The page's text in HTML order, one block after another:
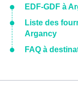
EDF-GDF à
Liste des
Argancy
FAQ à